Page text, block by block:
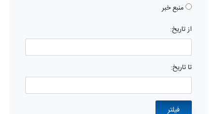
منبع خبر
از تاریخ:
تا تاریخ: